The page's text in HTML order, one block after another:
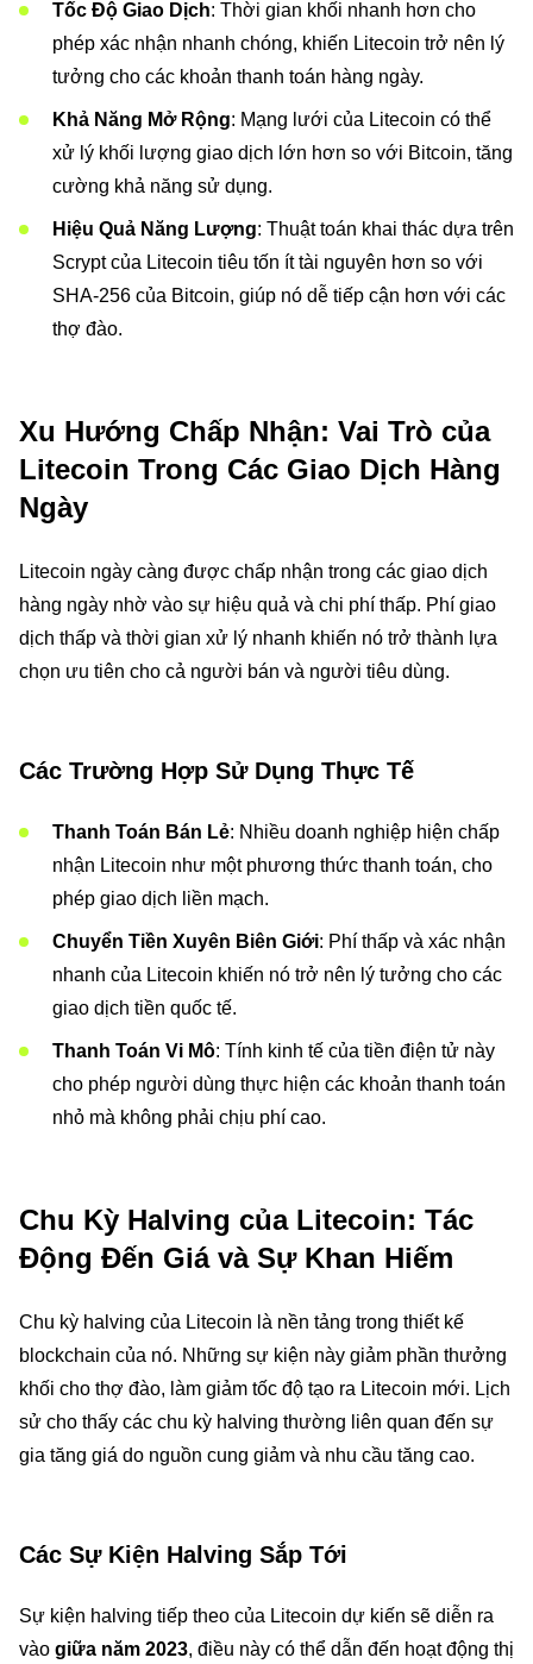
Tốc Độ Giao Dịch: Thời gian khối nhanh hơn cho
phép xác nhận nhanh chóng, khiến Litecoin trở nên lý
tưởng cho các khoản thanh toán hàng ngày.
Khả Năng Mở Rộng: Mạng lưới của Litecoin có thể
xử lý khối lượng giao dịch lớn hơn so với Bitcoin, tăng
cường khả năng sử dụng.
Hiệu Quả Năng Lượng: Thuật toán khai thác dựa trên
Scrypt của Litecoin tiêu tốn ít tài nguyên hơn so với
SHA-256 của Bitcoin, giúp nó dễ tiếp cận hơn với các
thợ đào.
Xu Hướng Chấp Nhận: Vai Trò của
Litecoin Trong Các Giao Dịch Hàng
Ngày
Litecoin ngày càng được chấp nhận trong các giao dịch
hàng ngày nhờ vào sự hiệu quả và chi phí thấp. Phí giao
dịch thấp và thời gian xử lý nhanh khiến nó trở thành lựa
chọn ưu tiên cho cả người bán và người tiêu dùng.
Các Trường Hợp Sử Dụng Thực Tế
Thanh Toán Bán Lẻ: Nhiều doanh nghiệp hiện chấp
nhận Litecoin như một phương thức thanh toán, cho
phép giao dịch liền mạch.
Chuyển Tiền Xuyên Biên Giới: Phí thấp và xác nhận
nhanh của Litecoin khiến nó trở nên lý tưởng cho các
giao dịch tiền quốc tế.
Thanh Toán Vi Mô: Tính kinh tế của tiền điện tử này
cho phép người dùng thực hiện các khoản thanh toán
nhỏ mà không phải chịu phí cao.
Chu Kỳ Halving của Litecoin: Tác
Động Đến Giá và Sự Khan Hiếm
Chu kỳ halving của Litecoin là nền tảng trong thiết kế
blockchain của nó. Những sự kiện này giảm phần thưởng
khối cho thợ đào, làm giảm tốc độ tạo ra Litecoin mới. Lịch
sử cho thấy các chu kỳ halving thường liên quan đến sự
gia tăng giá do nguồn cung giảm và nhu cầu tăng cao.
Các Sự Kiện Halving Sắp Tới
Sự kiện halving tiếp theo của Litecoin dự kiến sẽ diễn ra
vào giữa năm 2023, điều này có thể dẫn đến hoạt động thị